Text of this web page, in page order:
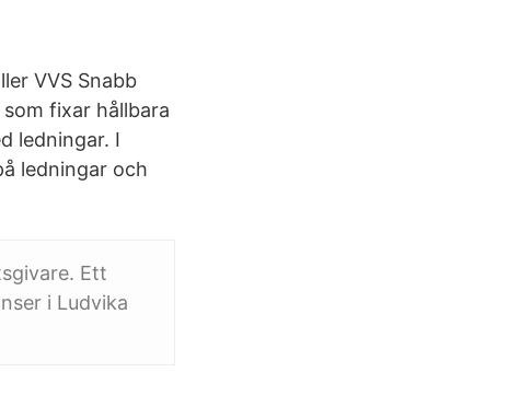
VVS Snabb
fixar hållbara
ledningar. I
ledningar och
Ett
i Ludvika